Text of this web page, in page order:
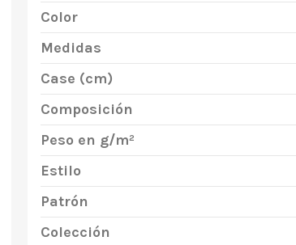
Color
Medidas
Case (cm)
Composición
Peso en g/m²
Estilo
Patrón
Colección